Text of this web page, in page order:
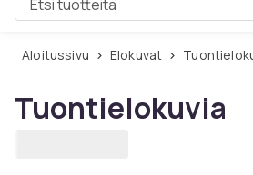
Etsi tuotteita
Aloitussivu Elokuvat
Tuontielokuvia